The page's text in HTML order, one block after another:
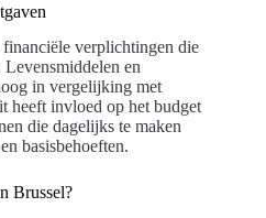
verplichtingen die
en
in vergelijking met
heeft invloed op het budget
die dagelijks te maken
basisbehoeften.
Brussel?